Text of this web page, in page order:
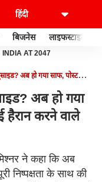
बिजनेस लाइफस्टाइल
INDIA AT 2047
अब हो गया साफ, पोस्टमार्टम
अब हो गया
हैरान करने वाले
ने कहा कि अब
निष्पक्षता के साथ की